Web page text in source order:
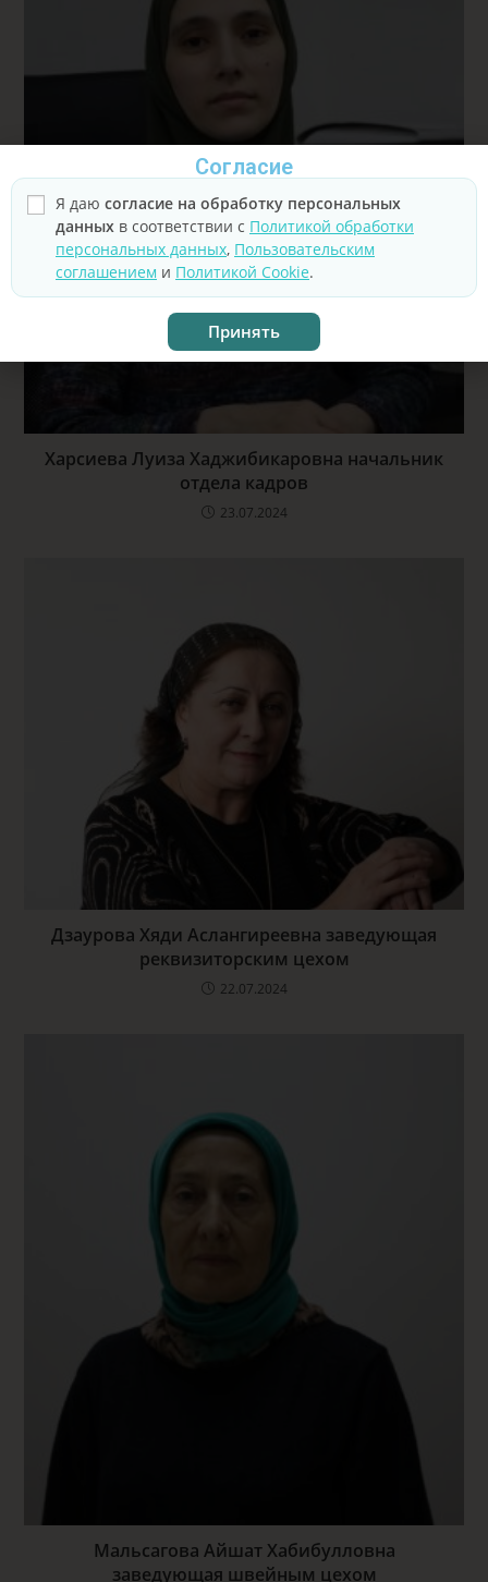
Харсиева Луиза Хаджибикаровна начальник
отдела кадров
23.07.2024
Дзаурова Хяди Аслангиреевна заведующая
реквизиторским цехом
22.07.2024
Мальсагова Айшат Хабибулловна
заведующая швейным цехом
Согласие
Я даю согласие на обработку персональных
данных в соответствии с Политикой обработки
персональных данных, Пользовательским
соглашением и Политикой Cookie.
Принять